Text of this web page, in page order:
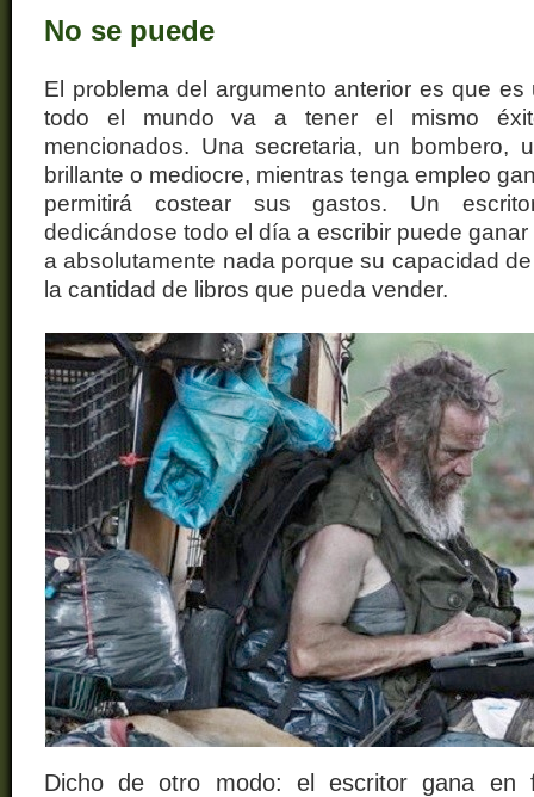
No se puede
El problema del argumento anterior es que
todo el mundo va a tener el mismo
mencionados. Una secretaria, un bombero,
brillante o mediocre, mientras tenga empleo
permitirá costear sus gastos. Un
dedicándose todo el día a escribir puede
a absolutamente nada porque su capacidad
la cantidad de libros que pueda vender.
Dicho de otro modo: el escritor gana en